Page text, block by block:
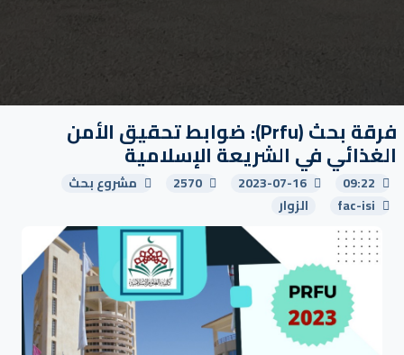
فرقة بحث (Prfu): ضوابط تحقيق الأمن
الغذائي في الشريعة الإسلامية
09:22
2023-07-16
2570
مشروع بحث
fac-isi
الزوار